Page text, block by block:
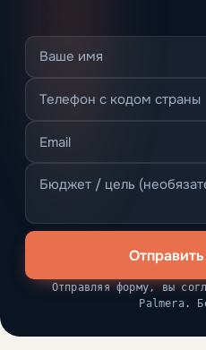
Отправляя форму, вы
Palmera.